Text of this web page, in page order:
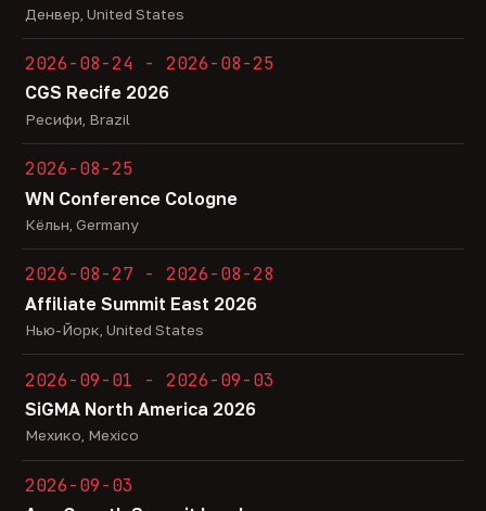
Денвер, United States
2026-08-24 - 2026-08-25
CGS Recife 2026
Ресифи, Brazil
2026-08-25
WN Conference Cologne
Кёльн, Germany
2026-08-27 - 2026-08-28
Affiliate Summit East 2026
Нью-Йорк, United States
2026-09-01 - 2026-09-03
SiGMA North America 2026
Мехико, Mexico
2026-09-03